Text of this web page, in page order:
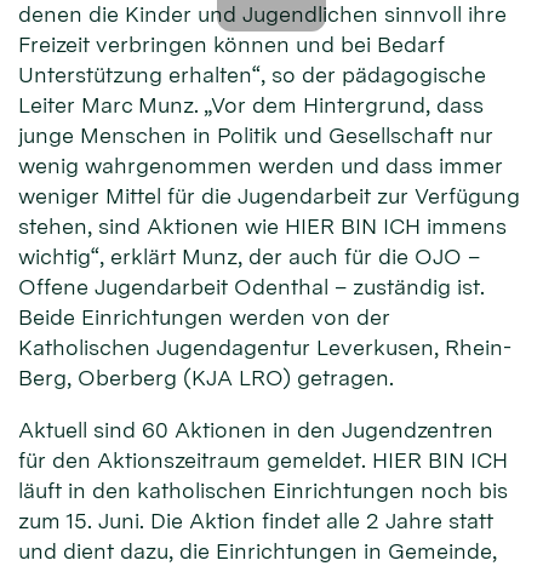
denen die Kinder und Jugendlichen sinnvoll ihre
Freizeit verbringen können und bei Bedarf
Unterstützung erhalten“, so der pädagogische
Leiter Marc Munz. „Vor dem Hintergrund, dass
junge Menschen in Politik und Gesellschaft nur
wenig wahrgenommen werden und dass immer
weniger Mittel für die Jugendarbeit zur Verfügung
stehen, sind Aktionen wie HIER BIN ICH immens
wichtig“, erklärt Munz, der auch für die OJO –
Offene Jugendarbeit Odenthal – zuständig ist.
Beide Einrichtungen werden von der
Katholischen Jugendagentur Leverkusen, Rhein-
Berg, Oberberg (KJA LRO) getragen.
Aktuell sind 60 Aktionen in den Jugendzentren
für den Aktionszeitraum gemeldet. HIER BIN ICH
läuft in den katholischen Einrichtungen noch bis
zum 15. Juni. Die Aktion findet alle 2 Jahre statt
und dient dazu, die Einrichtungen in Gemeinde,